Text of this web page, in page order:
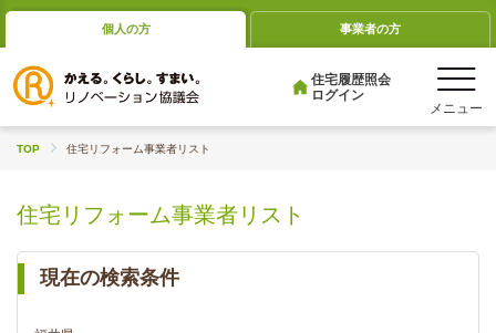
個人の方 事業者の方
住宅履歴照会
ログイン
TOP 住宅リフォーム事業者リスト
住宅リフォーム事業者リスト
現在の検索条件